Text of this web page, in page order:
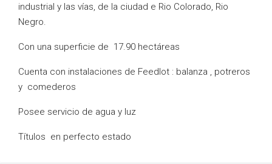
industrial y las vías, de la ciudad e Rio Colorado, Rio
Negro.
Con una superficie de 17.90 hectáreas
Cuenta con instalaciones de Feedlot : balanza , potreros
y comederos
Posee servicio de agua y luz
Títulos en perfecto estado